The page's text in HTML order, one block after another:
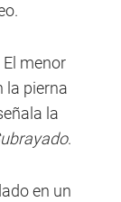
menor
la pierna
la
.
en un